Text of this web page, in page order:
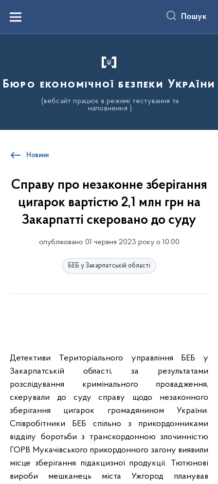
вмістуMenu Пошук
Бюро економічної безпеки України
(вебсайт працює в режимі тестування та
наповнення )
Новини
Справу про незаконне зберігання
цигарок вартістю 2,1 млн грн на
Закарпатті скеровано до суду
опубліковано 01 червня 2023 року о 10:00
БЕБ у Закарпатській області
Детективи Територіального управління БЕБ у
Закарпатській області, за результатами
розслідування кримінального провадження,
скерували до суду справу щодо незаконного
зберігання цигарок громадянином України.
Співробітники БЕБ спільно з прикордонниками
відділу боротьби з транскордонною злочинністю
ГОРВ Мукачівського прикордонного загону виявили
місце зберігання підакцизної продукції. Тютюнові
вироби мешканець міста Ужгород планував